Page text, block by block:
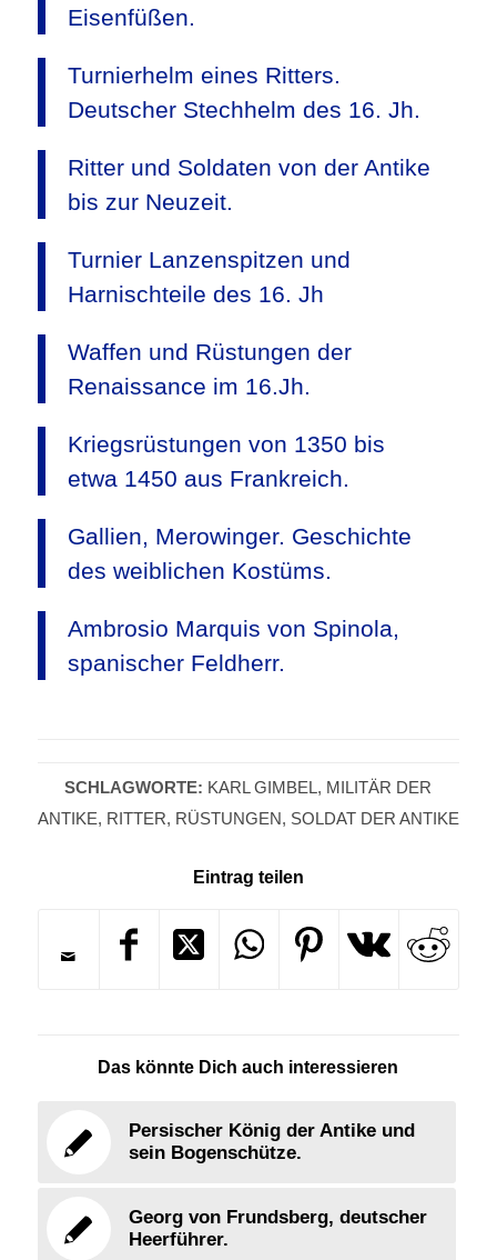
Eisenfüßen.
Turnierhelm eines Ritters.
Deutscher Stechhelm des 16. Jh.
Ritter und Soldaten von der Antike
bis zur Neuzeit.
Turnier Lanzenspitzen und
Harnischteile des 16. Jh
Waffen und Rüstungen der
Renaissance im 16.Jh.
Kriegsrüstungen von 1350 bis
etwa 1450 aus Frankreich.
Gallien, Merowinger. Geschichte
des weiblichen Kostüms.
Ambrosio Marquis von Spinola,
spanischer Feldherr.
SCHLAGWORTE: KARL GIMBEL, MILITÄR DER
ANTIKE, RITTER, RÜSTUNGEN, SOLDAT DER ANTIKE
Eintrag teilen
Das könnte Dich auch interessieren
Persischer König der Antike und
sein Bogenschütze.
Georg von Frundsberg, deutscher
Heerführer.